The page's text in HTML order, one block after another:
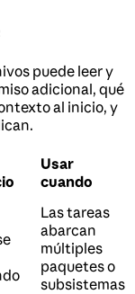
puede leer y
adicional, qué
al inicio, y
Usar
cuando
Las tareas
abarcan
múltiples
paquetes o
subsistemas